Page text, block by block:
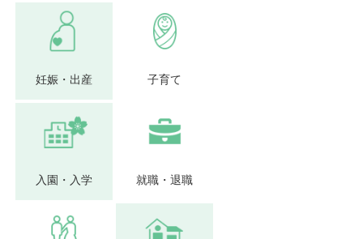
妊娠・出産 子育て
入園・入学 就職・退職